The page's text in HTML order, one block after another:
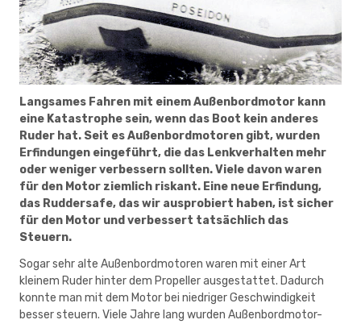
Langsames Fahren mit einem Außenbordmotor kann
eine Katastrophe sein, wenn das Boot kein anderes
Ruder hat. Seit es Außenbordmotoren gibt, wurden
Erfindungen eingeführt, die das Lenkverhalten mehr
oder weniger verbessern sollten. Viele davon waren
für den Motor ziemlich riskant. Eine neue Erfindung,
das Ruddersafe, das wir ausprobiert haben, ist sicher
für den Motor und verbessert tatsächlich das
Steuern.
Sogar sehr alte Außenbordmotoren waren mit einer Art
kleinem Ruder hinter dem Propeller ausgestattet. Dadurch
konnte man mit dem Motor bei niedriger Geschwindigkeit
besser steuern. Viele Jahre lang wurden Außenbordmotor-